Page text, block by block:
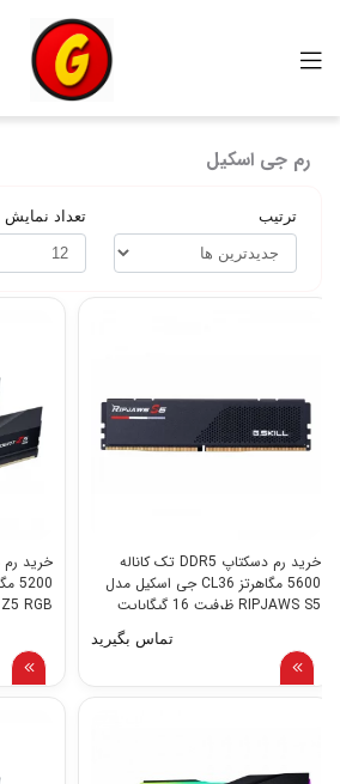
رم جی اسکیل
رم جی اسکیل
ترتیب تعداد نمایش
خرید رم دسکتاپ DDR5 تک کاناله
5600 مگاهرتز CL36 جی اسکیل مدل
RIPJAWS S5 ظرفیت 16 گیگابایت
تماس بگیرید